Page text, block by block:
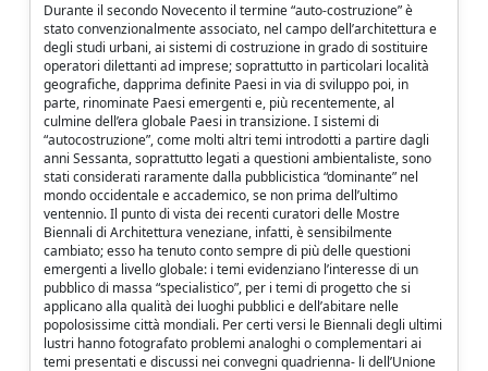
Durante il secondo Novecento il termine “auto-costruzione” è
stato convenzionalmente associato, nel campo dell’architettura e
degli studi urbani, ai sistemi di costruzione in grado di sostituire
operatori dilettanti ad imprese; soprattutto in particolari località
geografiche, dapprima definite Paesi in via di sviluppo poi, in
parte, rinominate Paesi emergenti e, più recentemente, al
culmine dell’era globale Paesi in transizione. I sistemi di
“autocostruzione”, come molti altri temi introdotti a partire dagli
anni Sessanta, soprattutto legati a questioni ambientaliste, sono
stati considerati raramente dalla pubblicistica “dominante” nel
mondo occidentale e accademico, se non prima dell’ultimo
ventennio. Il punto di vista dei recenti curatori delle Mostre
Biennali di Architettura veneziane, infatti, è sensibilmente
cambiato; esso ha tenuto conto sempre di più delle questioni
emergenti a livello globale: i temi evidenziano l’interesse di un
pubblico di massa “specialistico”, per i temi di progetto che si
applicano alla qualità dei luoghi pubblici e dell’abitare nelle
popolosissime città mondiali. Per certi versi le Biennali degli ultimi
lustri hanno fotografato problemi analoghi o complementari ai
temi presentati e discussi nei convegni quadrienna- li dell’Unione